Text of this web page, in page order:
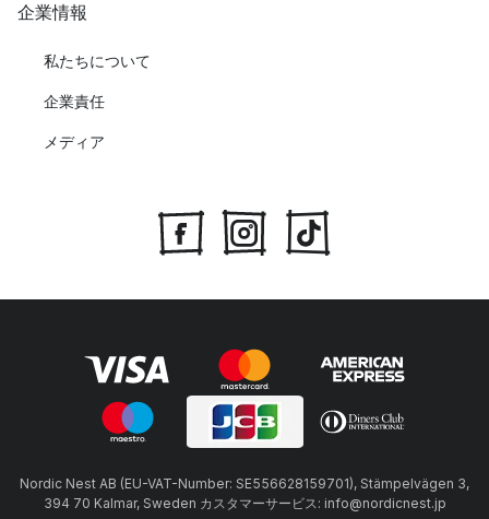
企業情報
私たちについて
企業責任
メディア
Nordic Nest AB (EU-VAT-Number: SE556628159701), Stämpelvägen 3,
394 70 Kalmar, Sweden カスタマーサービス: info@nordicnest.jp